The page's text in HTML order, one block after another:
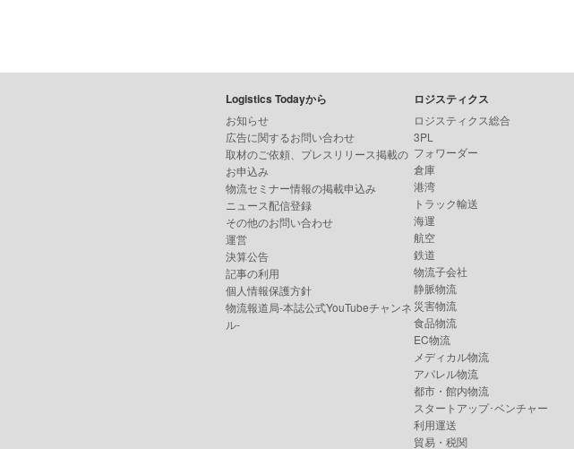
Logistics Todayから
お知らせ
広告に関するお問い合わせ
取材のご依頼、プレスリリース掲載の
お申込み
物流セミナー情報の掲載申込み
ニュース配信登録
その他のお問い合わせ
運営
決算公告
記事の利用
個人情報保護方針
物流報道局-本誌公式YouTubeチャンネ
ル-
ロジスティクス
ロジスティクス総合
3PL
フォワーダー
倉庫
港湾
トラック輸送
海運
航空
鉄道
物流子会社
静脈物流
災害物流
食品物流
EC物流
メディカル物流
アパレル物流
都市・館内物流
スタートアップ･ベンチャー
利用運送
貿易・税関